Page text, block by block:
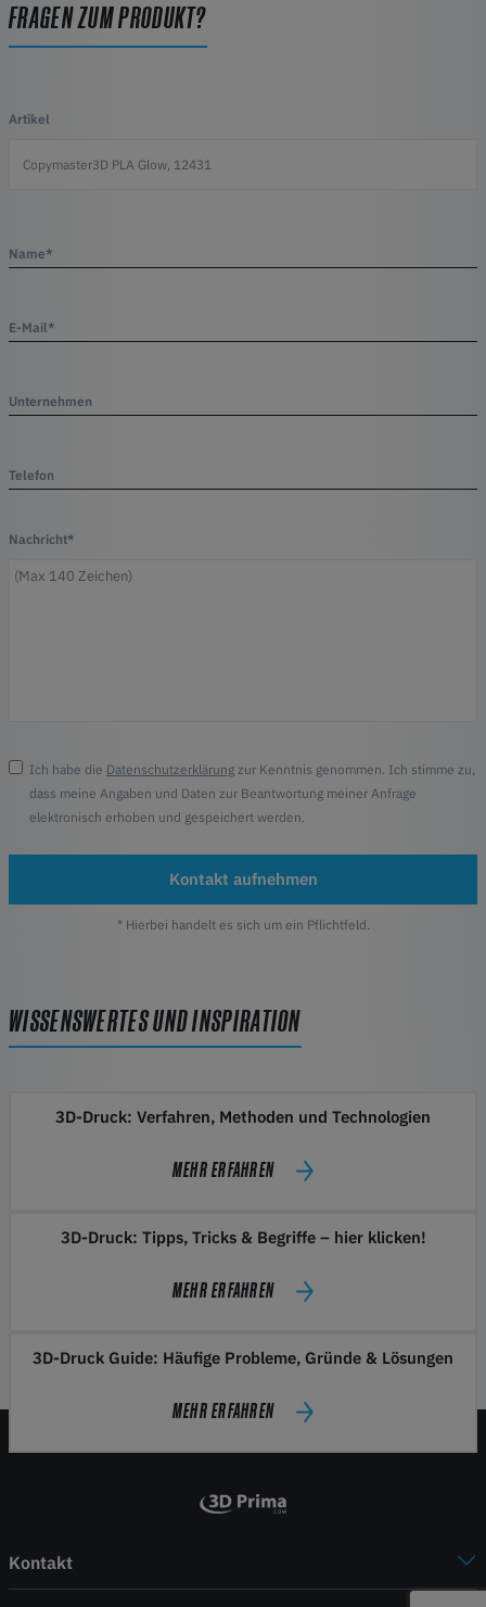
FRAGEN ZUM PRODUKT?
Artikel
Name*
E-Mail*
Unternehmen
Telefon
Nachricht*
Ich habe die Datenschutzerklärungzur Kenntnis genommen. Ich stimme zu,
dass meine Angaben und Daten zur Beantwortung meiner Anfrage
elektronisch erhoben und gespeichert werden.
Kontakt aufnehmen
* Hierbei handelt es sich um ein Pflichtfeld.
WISSENSWERTES UND INSPIRATION
3D-Druck: Verfahren, Methoden und Technologien
MEHR ERFAHREN
3D-Druck: Tipps, Tricks & Begriffe – hier klicken!
MEHR ERFAHREN
3D-Druck Guide: Häufige Probleme, Gründe & Lösungen
MEHR ERFAHREN
Kontakt